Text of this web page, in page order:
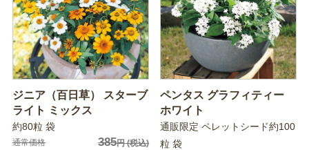
ジニア（百日草） スターブ
ライト ミックス
約80粒 袋
通常価格 385円(税込)
ペンタス グラフィティー
ホワイト
通販限定 ペレットシード約100
粒 袋